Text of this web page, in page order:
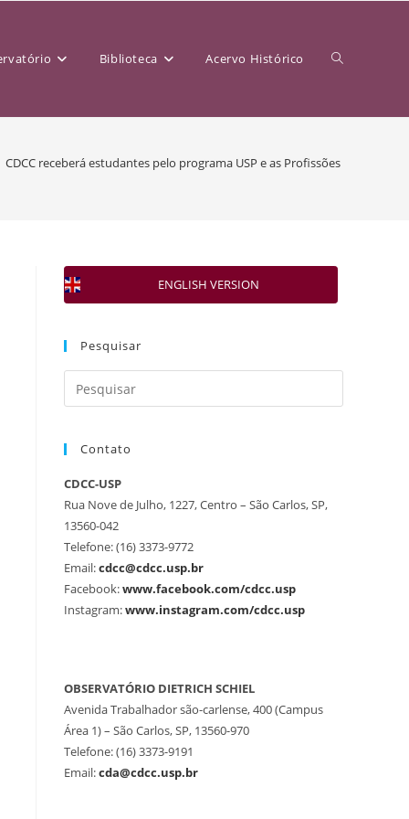
Biblioteca Acervo Histórico
CDCC receberá estudantes pelo programa USP e as Profissões
ENGLISH VERSION
Pesquisar
Contato
CDCC-USP
Rua Nove de Julho, 1227, Centro – São Carlos, SP,
13560-042
Telefone: (16) 3373-9772
Email:cdcc@cdcc.usp.br
Facebook:www.facebook.com/cdcc.usp
Instagram:www.instagram.com/cdcc.usp
OBSERVATÓRIO DIETRICH SCHIEL
Avenida Trabalhador são-carlense, 400 (Campus
Área 1) – São Carlos, SP, 13560-970
Telefone: (16) 3373-9191
Email:cda@cdcc.usp.br